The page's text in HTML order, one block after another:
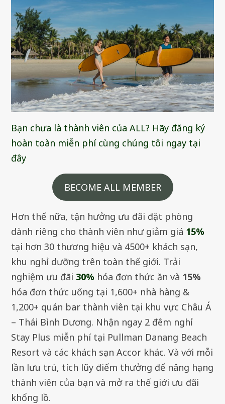
Bạn chưa là thành viên của ALL? Hãy đăng ký
hoàn toàn miễn phí cùng chúng tôi ngay tại
đây
BECOME ALL MEMBER
Hơn thế nữa, tận hưởng ưu đãi đặt phòng
dành riêng cho thành viên như giảm giá 15%
tại hơn 30 thương hiệu và 4500+ khách sạn,
khu nghỉ dưỡng trên toàn thế giới. Trải
nghiệm ưu đãi 30% hóa đơn thức ăn và 15%
hóa đơn thức uống tại 1,600+ nhà hàng &
1,200+ quán bar thành viên tại khu vực Châu Á
– Thái Bình Dương. Nhận ngay 2 đêm nghỉ
Stay Plus miễn phí tại Pullman Danang Beach
Resort và các khách sạn Accor khác. Và với mỗi
lần lưu trú, tích lũy điểm thưởng để nâng hạng
thành viên của bạn và mở ra thế giới ưu đãi
khổng lồ.